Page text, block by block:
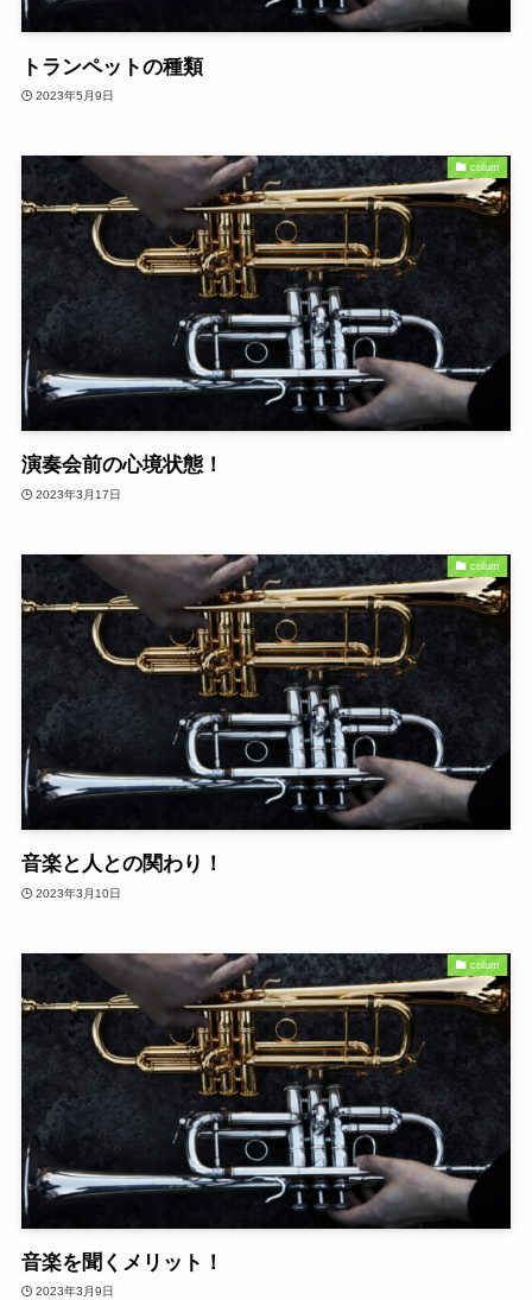
トランペットの種類
2023年5月9日
colum
演奏会前の心境状態！
2023年3月17日
colum
音楽と人との関わり！
2023年3月10日
colum
音楽を聞くメリット！
2023年3月9日